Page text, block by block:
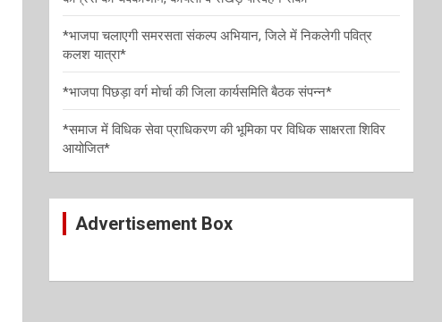
*भाजपा चलाएगी समरसता संकल्प अभियान, जिले में निकलेगी पवित्र
कलश यात्रा*
*भाजपा पिछड़ा वर्ग मोर्चा की जिला कार्यसमिति बैठक संपन्न*
*समाज में विधिक सेवा प्राधिकरण की भूमिका पर विधिक साक्षरता शिविर
आयोजित*
Advertisement Box